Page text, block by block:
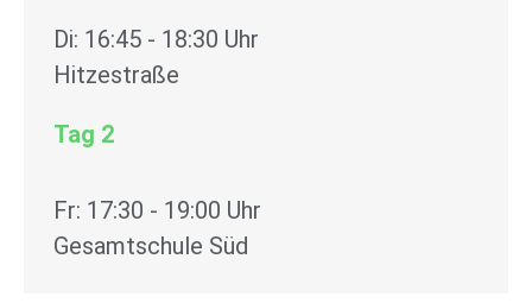
Di: 16:45 - 18:30 Uhr
Hitzestraße
Tag 2
Fr: 17:30 - 19:00 Uhr
Gesamtschule Süd